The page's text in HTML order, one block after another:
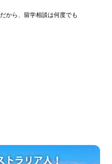
から、留学相談は何度でも